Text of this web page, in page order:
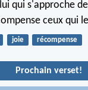
qui s'approche
ceux qui
joie récompense
Prochain verset!